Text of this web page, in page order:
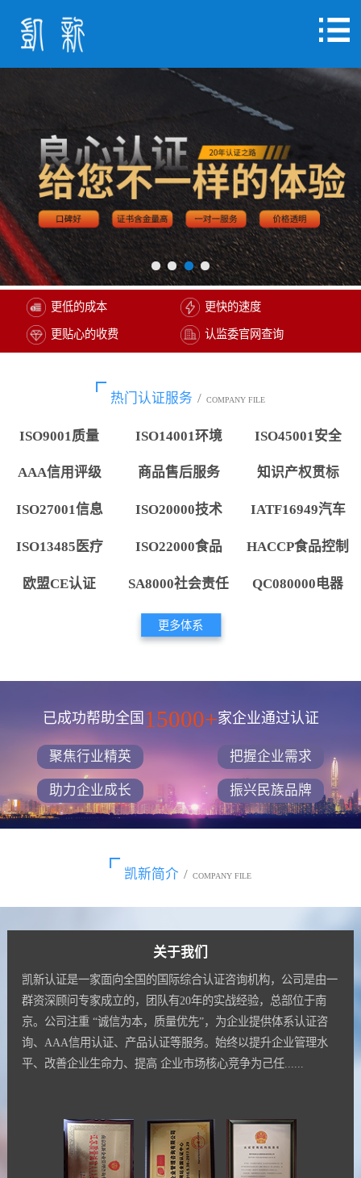
更低的成本 更快的速度
更贴心的收费 认监委官网查询
热门认证服务 / COMPANY FILE
ISO9001质量 ISO14001环境 ISO45001安全
AAA信用评级 商品售后服务 知识产权贯标
ISO27001信息 ISO20000技术 IATF16949汽车
ISO13485医疗 ISO22000食品 HACCP食品控制
欧盟CE认证 SA8000社会责任 QC080000电器
更多体系
已成功帮助全国 15000+家企业通过认证
聚焦行业精英 把握企业需求
助力企业成长 振兴民族品牌
凯新简介 / COMPANY FILE
关于我们
凯新认证是一家面向全国的国际综合认证咨询机构，公司是由一
群资深顾问专家成立的，团队有20年的实战经验，总部位于南
京。公司注重 “诚信为本，质量优先”，为企业提供体系认证咨
询、AAA信用认证、产品认证等服务。始终以提升企业管理水
平、改善企业生命力、提高 企业市场核心竞争为己任......